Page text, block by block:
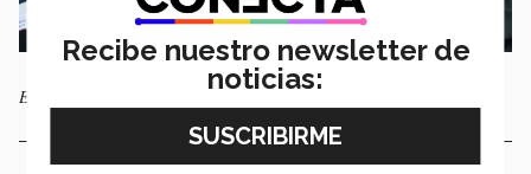
El equipo de alumnos mejora y diseña nuevos productos
Recibe nuestro newsletter de
noticias: